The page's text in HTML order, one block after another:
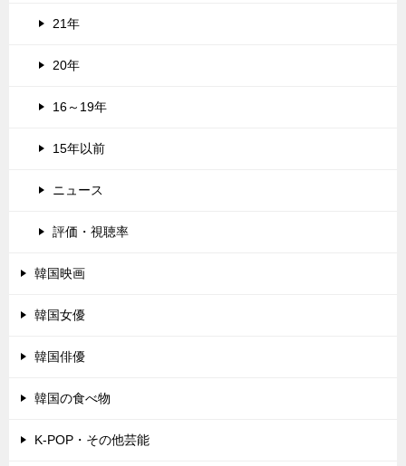
21年
20年
16～19年
15年以前
ニュース
評価・視聴率
韓国映画
韓国女優
韓国俳優
韓国の食べ物
K-POP・その他芸能